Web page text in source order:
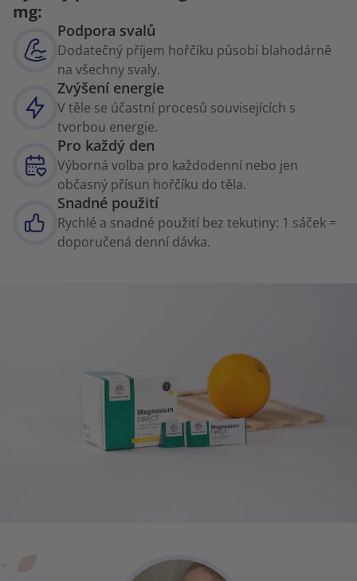
mg:
Podpora svalů
Dodatečný příjem hořčíku působí blahodárně
na všechny svaly.
Zvýšení energie
V těle se účastní procesů souvisejících s
tvorbou energie.
Pro každý den
Výborná volba pro každodenní nebo jen
občasný přísun hořčíku do těla.
Snadné použití
Rychlé a snadné použití bez tekutiny: 1 sáček =
doporučená denní dávka.